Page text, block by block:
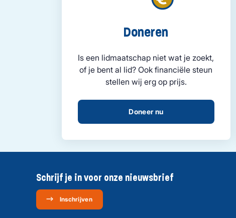
Doneren
Is een lidmaatschap niet wat je zoekt,
of je bent al lid? Ook financiële steun
stellen wij erg op prijs.
Doneer nu
Schrijf je in voor onze nieuwsbrief
Inschrijven